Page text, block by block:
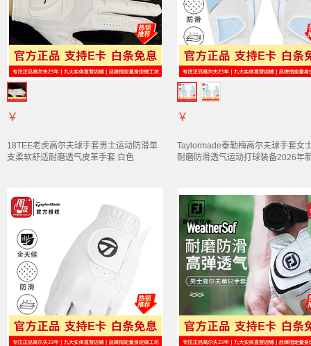
￥
18TEE老虎高尔夫球手套男士运动防滑单
支柔软舒适耐磨透气皮革手套 白色
￥
Taylormade泰勒梅高尔夫球手套女
耐磨防滑透气运动打球装备2026年